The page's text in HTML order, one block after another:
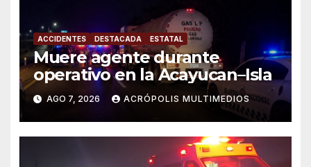
ACCIDENTES DESTACADA ESTATAL
Muere agente durante
operativo en la Acayucan–Isla
AGO 7, 2026 ACRÓPOLIS MULTIMEDIOS